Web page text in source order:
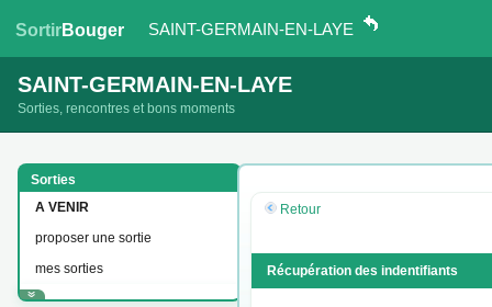
SortirBouger SAINT-GERMAIN-EN-LAYE
SAINT-GERMAIN-EN-LAYE
Sorties, rencontres et bons moments
Sorties
A VENIR
proposer une sortie
mes sorties
Retour
Récupération des indentifiants